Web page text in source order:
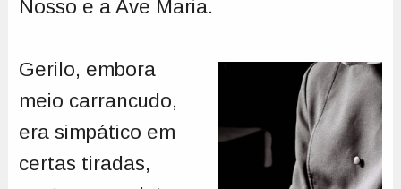
Nosso e a Ave Maria.
Gerilo, embora
meio carrancudo,
era simpático em
certas tiradas,